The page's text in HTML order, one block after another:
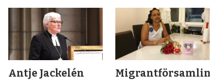
Antje Jackelén
Migrantförsamling